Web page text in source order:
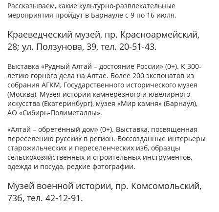
Рассказываем, какие культурно-развлекательные
мероприятия пройдут в Барнауле с 9 по 16 июля.
Краеведческий музей, пр. Красноармейский,
28; ул. Ползунова, 39, тел. 20-51-43.
Выставка «Рудный Алтай – достояние России» (0+). К 300-
летию горного дела на Алтае. Более 200 экспонатов из
собрания АГКМ, Государственного исторического музея
(Москва), Музея истории камнерезного и ювелирного
искусства (Екатеринбург), музея «Мир камня» (Барнаул),
АО «Сибирь-Полиметаллы».
«Алтай – обретённый дом» (0+). Выставка, посвященная
переселению русских в регион. Воссозданные интерьеры
старожильческих и переселенческих изб, образцы
сельскохозяйственных и строительных инструментов,
одежда и посуда, редкие фотографии.
Музей военной истории, пр. Комсомольский,
73б, тел. 42-12-91.